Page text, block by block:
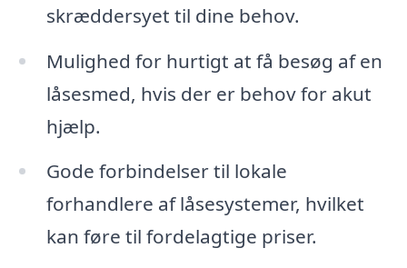
skræddersyet til dine behov.
Mulighed for hurtigt at få besøg af en
låsesmed, hvis der er behov for akut
hjælp.
Gode forbindelser til lokale
forhandlere af låsesystemer, hvilket
kan føre til fordelagtige priser.